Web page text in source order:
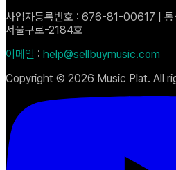
사업자등록번호 : 676-81-00617 | 통
서울구로-2184호
이메일 : help@sellbuymusic.com
Copyright © 2026 Music Plat. All